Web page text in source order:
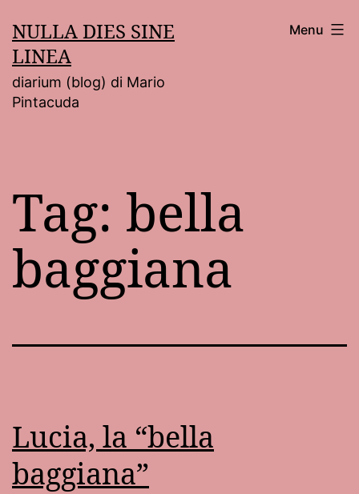
al
contenuto
NULLA DIES SINE
LINEA
diarium (blog) di Mario
Pintacuda
Menu
Tag: bella
baggiana
Lucia, la “bella
baggiana”